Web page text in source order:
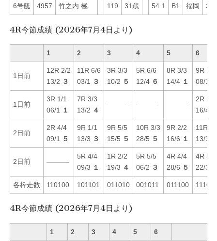
6号艇 4957 竹之内 極 119 31歳 54.1 B1 福岡 30
4R今節成績 (2026年7月4日より)
1 2 3 4 5 6
1日前
12R 2/2
13/2 ３
11R 6/6
03/1
３
3R 3/3
10/2 ５
5R 6/6
12/4 ６
8R 3/3
14/4 １
9R 1/1
08/1
1日前
3R 1/1
06/1
１
7R 3/3
13/2 ４
———- ———- ———-
2R 2/2
16/4
2日前
2R 4/4
09/1
５
9R 1/1
13/3 ３
9R 5/5
15/5 ５
10R 3/3
28/5 ５
9R 2/2
16/6 １
11R 3/
13/3
2日前 ———-
5R 4/4
09/3 １
1R 2/2
19/3 ４
5R 5/5
06/2 ３
4R 4/4
28/6 ５
4R 5/5
22/3
各枠走数 110100 101101 011010 001011 011100
4R今節成績 (2026年7月4日より)
1 2 3 4 5 6